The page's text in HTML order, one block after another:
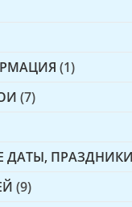
(1)
(7)
ДАТЫ, ПРАЗДНИКИ
(9)